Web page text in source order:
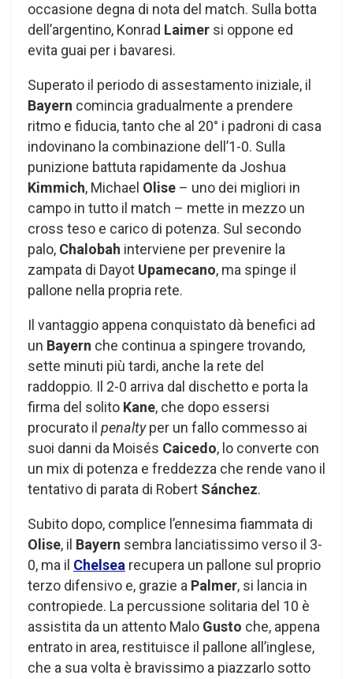
occasione degna di nota del match. Sulla botta
dell’argentino, Konrad Laimer si oppone ed
evita guai per i bavaresi.
Superato il periodo di assestamento iniziale, il
Bayern comincia gradualmente a prendere
ritmo e fiducia, tanto che al 20° i padroni di casa
indovinano la combinazione dell’1-0. Sulla
punizione battuta rapidamente da Joshua
Kimmich, Michael Olise – uno dei migliori in
campo in tutto il match – mette in mezzo un
cross teso e carico di potenza. Sul secondo
palo, Chalobah interviene per prevenire la
zampata di Dayot Upamecano, ma spinge il
pallone nella propria rete.
Il vantaggio appena conquistato dà benefici ad
un Bayern che continua a spingere trovando,
sette minuti più tardi, anche la rete del
raddoppio. Il 2-0 arriva dal dischetto e porta la
firma del solito Kane, che dopo essersi
procurato il penaltyper un fallo commesso ai
suoi danni da Moisés Caicedo, lo converte con
un mix di potenza e freddezza che rende vano il
tentativo di parata di Robert Sánchez.
Subito dopo, complice l’ennesima fiammata di
Olise, il Bayern sembra lanciatissimo verso il 3-
0, ma il Chelsea recupera un pallone sul proprio
terzo difensivo e, grazie a Palmer, si lancia in
contropiede. La percussione solitaria del 10 è
assistita da un attento Malo Gusto che, appena
entrato in area, restituisce il pallone all’inglese,
che a sua volta è bravissimo a piazzarlo sotto